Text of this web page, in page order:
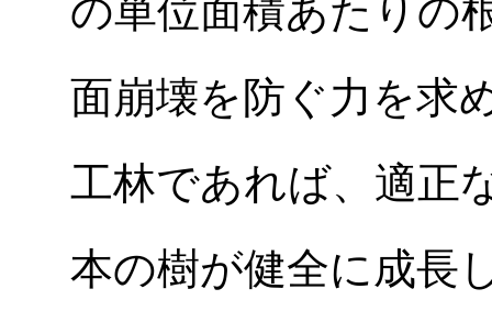
の単位面積あたりの
面崩壊を防ぐ力を求
工林であれば、適正
本の樹が健全に成長